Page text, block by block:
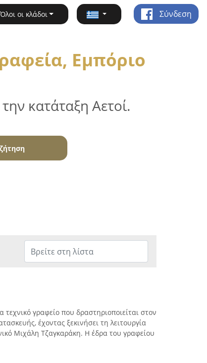
Όλοι οι κλάδοι Σύνδεση
Εμπόριο
κατάταξη Αετοί.
τεχνικό γραφείο που δραστηριοποιείται στον
έχοντας ξεκινήσει τη λειτουργία
Μιχάλη Τζαγκαράκη. Η έδρα του γραφείου